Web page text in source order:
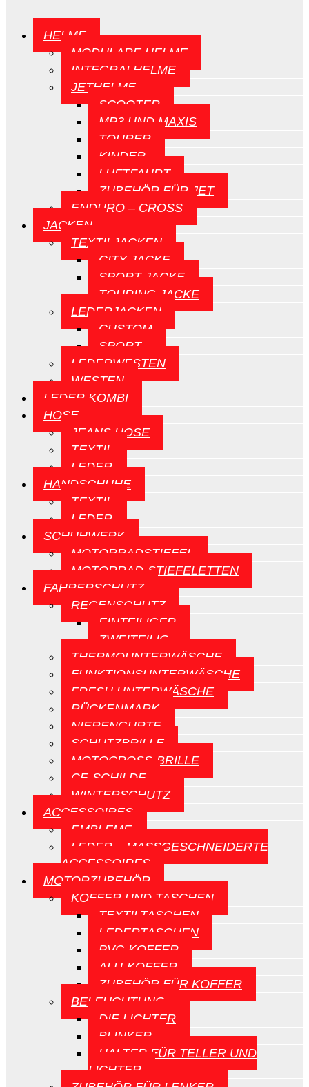
HELME
MODULARE HELME
INTEGRALHELME
JETHELME
SCOOTER
MP3 UND MAXIS
TOURER
KINDER
LUFTFAHRT
ZUBEHÖR FÜR JET
ENDURO – CROSS
JACKEN
TEXTILJACKEN
CITY JACKE
SPORT JACKE
TOURING JACKE
LEDERJACKEN
CUSTOM
SPORT
LEDERWESTEN
WESTEN
LEDER KOMBI
HOSE
JEANS HOSE
TEXTIL
LEDER
HANDSCHUHE
TEXTIL
LEDER
SCHUHWERK
MOTORRADSTIEFEL
MOTORRAD-STIEFELETTEN
FAHRERSCHUTZ
REGENSCHUTZ
EINTEILIGER
ZWEITEILIG
THERMOUNTERWÄSCHE
FUNKTIONSUNTERWÄSCHE
FRESH UNTERWÄSCHE
RÜCKENMARK
NIERENGURTE
SCHUTZBRILLE
MOTOCROSS-BRILLE
CE-SCHILDE
WINTERSCHUTZ
ACCESSOIRES
EMBLEME
LEDER – MASSGESCHNEIDERTE A
CCESSOIRES
MOTORZUBEHÖR
KOFFER UND TASCHEN
TEXTILTASCHEN
LEDERTASCHEN
PVC-KOFFER
ALU-KOFFER
ZUBEHÖR FÜR KOFFER
BELEUCHTUNG
DIE LICHTER
BLINKER
HALTER FÜR TELLER UND
LICHTER